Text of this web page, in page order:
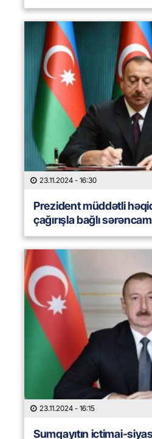
23.11.2024 - 16:30
Prezident müddətli
çağırışla bağlı
23.11.2024 - 16:15
Sumqayıtın ictimai-